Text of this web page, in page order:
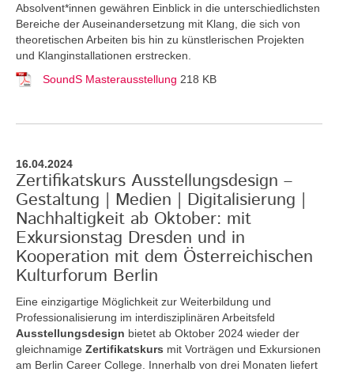
Absolvent*innen gewähren Einblick in die unterschiedlichsten
Bereiche der Auseinandersetzung mit Klang, die sich von
theoretischen Arbeiten bis hin zu künstlerischen Projekten
und Klanginstallationen erstrecken.
SoundS Masterausstellung 218 KB
16.04.2024
Zertifikatskurs Ausstellungsdesign –
Gestaltung | Medien | Digitalisierung |
Nachhaltigkeit ab Oktober: mit
Exkursionstag Dresden und in
Kooperation mit dem Österreichischen
Kulturforum Berlin
Eine einzigartige Möglichkeit zur Weiterbildung und
Professionalisierung im interdisziplinären Arbeitsfeld
Ausstellungsdesign bietet ab Oktober 2024 wieder der
gleichnamige Zertifikatskurs mit Vorträgen und Exkursionen
am Berlin Career College. Innerhalb von drei Monaten liefert